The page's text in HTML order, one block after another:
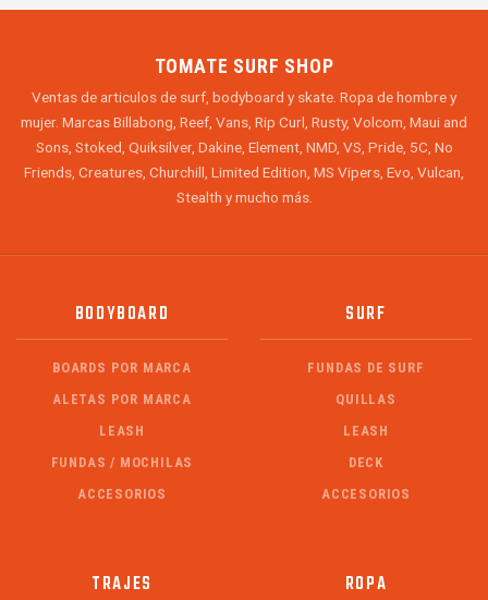
TOMATE SURF SHOP
Ventas de articulos de surf, bodyboard y skate. Ropa de hombre y
mujer. Marcas Billabong, Reef, Vans, Rip Curl, Rusty, Volcom, Maui and
Sons, Stoked, Quiksilver, Dakine, Element, NMD, VS, Pride, 5C, No
Friends, Creatures, Churchill, Limited Edition, MS Vipers, Evo, Vulcan,
Stealth y mucho más.
BODYBOARD
BOARDS POR MARCA
ALETAS POR MARCA
LEASH
FUNDAS / MOCHILAS
ACCESORIOS
SURF
FUNDAS DE SURF
QUILLAS
LEASH
DECK
ACCESORIOS
TRAJES ROPA